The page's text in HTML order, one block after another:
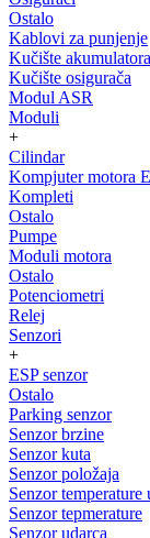
Ostalo
Kablovi za punjenje
Kučište akumulatora
Kučište osigurača
Modul ASR
Moduli
+
Cilindar
Kompjuter motora
Kompleti
Ostalo
Pumpe
Moduli motora
Ostalo
Potenciometri
Relej
Senzori
+
ESP senzor
Ostalo
Parking senzor
Senzor brzine
Senzor kuta
Senzor položaja
Senzor temperature
Senzor tepmerature
Senzor udarca